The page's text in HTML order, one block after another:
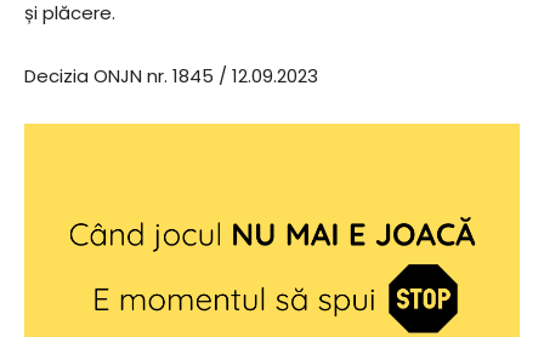
și plăcere.
Decizia ONJN nr. 1845 / 12.09.2023